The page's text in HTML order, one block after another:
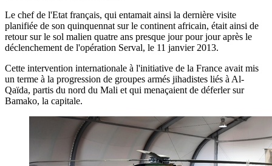
Le chef de l'Etat français, qui entamait ainsi la dernière visite
planifiée de son quinquennat sur le continent africain, était ainsi de
retour sur le sol malien quatre ans presque jour pour jour après le
déclenchement de l'opération Serval, le 11 janvier 2013.
Cette intervention internationale à l'initiative de la France avait mis
un terme à la progression de groupes armés jihadistes liés à Al-
Qaïda, partis du nord du Mali et qui menaçaient de déferler sur
Bamako, la capitale.